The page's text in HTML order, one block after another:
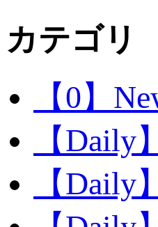
カテゴリ
【0】
【Daily
【Daily